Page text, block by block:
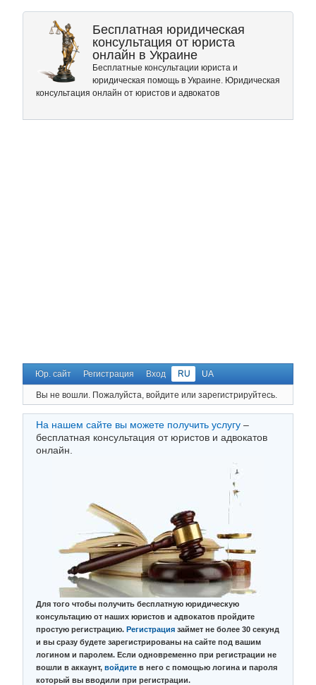
Бесплатная юридическая
консультация от юриста
онлайн в Украине
Бесплатные консультации юриста и
юридическая помощь в Украине. Юридическая
консультация онлайн от юристов и адвокатов
Юр. сайт Регистрация Вход RU UA
Вы не вошли. Пожалуйста, войдите или зарегистрируйтесь.
На нашем сайте вы можете получить услугу –
бесплатная консультация от юристов и адвокатов
онлайн.
Для того чтобы получить бесплатную юридическую
консультацию от наших юристов и адвокатов пройдите
простую регистрацию. Регистрация займет не более 30 секунд
и вы сразу будете зарегистрированы на сайте под вашим
логином и паролем. Если одновременно при регистрации не
вошли в аккаунт, войдите в него с помощью логина и пароля
который вы вводили при регистрации.